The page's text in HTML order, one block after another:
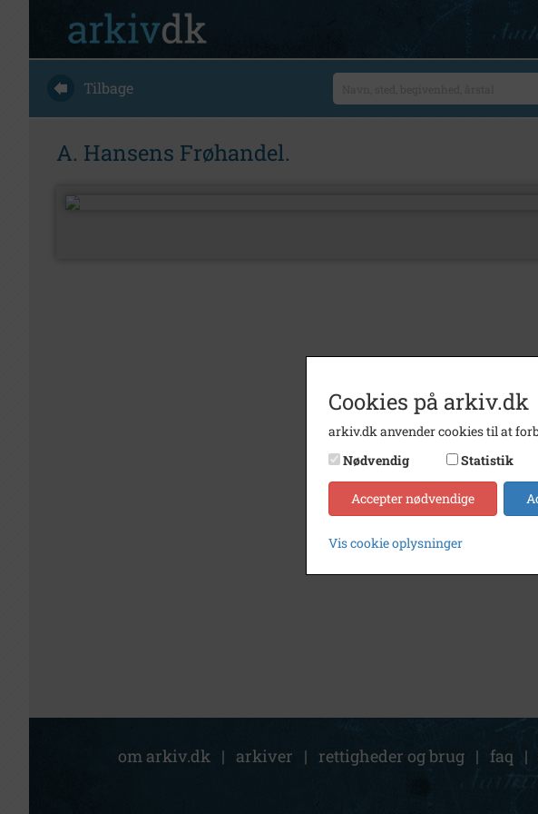
Tilbage
A. Hansens Frøhandel.
om arkiv.dk | arkiver | rettigheder og brug | faq |
Cookies på arkiv.dk
arkiv.dk anvender cookies til at
Nødvendig
Statistik
Accepter nødvendige
Vis cookie oplysninger